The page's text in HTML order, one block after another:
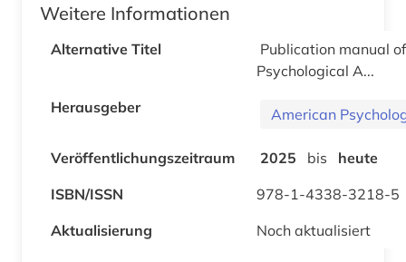
Weitere Informationen
Alternative Titel
Publication manual
Psychological A...
Herausgeber
American
Veröffentlichungszeitraum 2025 bis
heute
ISBN/ISSN
978-1-4338-3218-5
Aktualisierung
Noch aktualisiert